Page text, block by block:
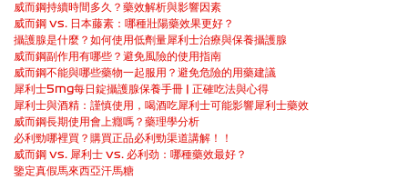
威而鋼持續時間多久？藥效解析與影響因素
威而鋼 vs. 日本藤素：哪種壯陽藥效果更好？
攝護腺是什麼？如何使用低劑量犀利士治療與保養攝護腺
威而鋼副作用有哪些？避免風險的使用指南
威而鋼不能與哪些藥物一起服用？避免危險的用藥建議
犀利士5mg每日錠攝護腺保養手冊 | 正確吃法與心得
犀利士與酒精：謹慎使用，喝酒吃犀利士可能影響犀利士藥效
威而鋼長期使用會上癮嗎？藥理學分析
必利勁哪裡買？購買正品必利勁渠道講解！！
威而鋼 vs. 犀利士 vs. 必利劲：哪種藥效最好？
鑒定真假馬來西亞汗馬糖